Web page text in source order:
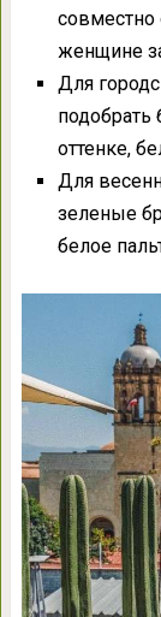
совместно
женщине
Для
подобрать
оттенке,
Для
зеленые
белое